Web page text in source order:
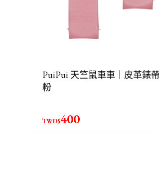
PuiPui 天竺鼠車車｜皮革錶帶
粉
TWD$400